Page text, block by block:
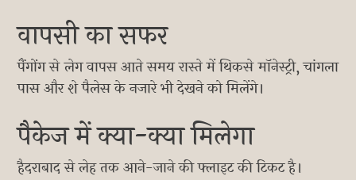
वापसी का सफर
पैंगोंग से लेग वापस आते समय रास्ते में थिकसे मॉनेस्ट्री, चांगला
पास और शे पैलेस के नजारे भी देखने को मिलेंगे।
पैकेज में क्या-क्या मिलेगा
हैदराबाद से लेह तक आने-जाने की फ्लाइट की टिकट है।